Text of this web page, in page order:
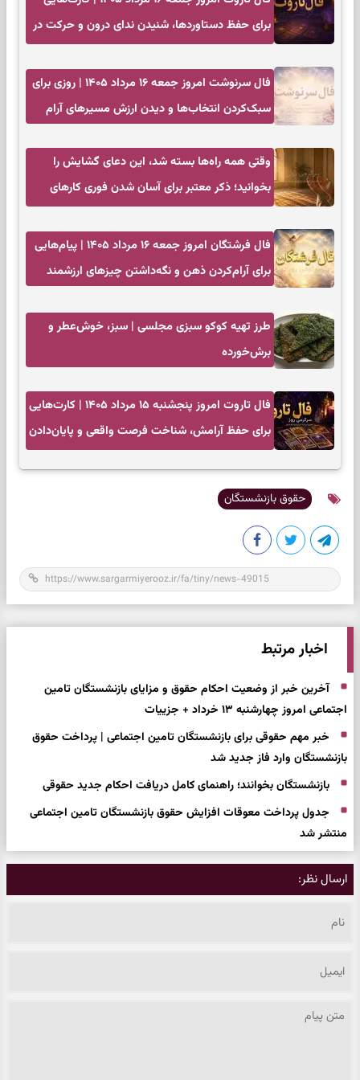
برای حفظ دستاوردها، شنیدن ندای درون و حرکت در
فال سرنوشت امروز جمعه ۱۶ مرداد ۱۴۰۵ | روزی برای
سبک‌کردن انتخاب‌ها و دیدن ارزش مسیرهای آرام
وقتی همه راه‌ها بسته شد، این دعای گشایش را
بخوانید؛ ذکر معتبر برای آسان شدن فوری کارهای
فال فرشتگان امروز جمعه ۱۶ مرداد ۱۴۰۵ | پیام‌هایی
برای آرام‌کردن ذهن و نگه‌داشتن چیزهای ارزشمند
طرز تهیه کوکو سبزی مجلسی | سبز، خوش‌عطر و
برش‌خورده
فال تاروت امروز پنجشنبه ۱۵ مرداد ۱۴۰۵ | کارت‌هایی
برای حفظ آرامش، شناخت فرصت واقعی و پایان‌دادن
حقوق بازنشستگان
اخبار مرتبط
آخرین خبر از وضعیت احکام حقوق و مزایای بازنشستگان تامین
اجتماعی امروز چهارشنبه ۱۳ خرداد + جزییات
خبر مهم حقوقی برای بازنشستگان تامین اجتماعی | پرداخت حقوق‌
بازنشستگان وارد فاز جدید شد
بازنشستگان بخوانند؛ راهنمای کامل دریافت احکام جدید حقوقی
جدول پرداخت معوقات افزایش حقوق بازنشستگان تامین اجتماعی
منتشر شد
ارسال نظر: